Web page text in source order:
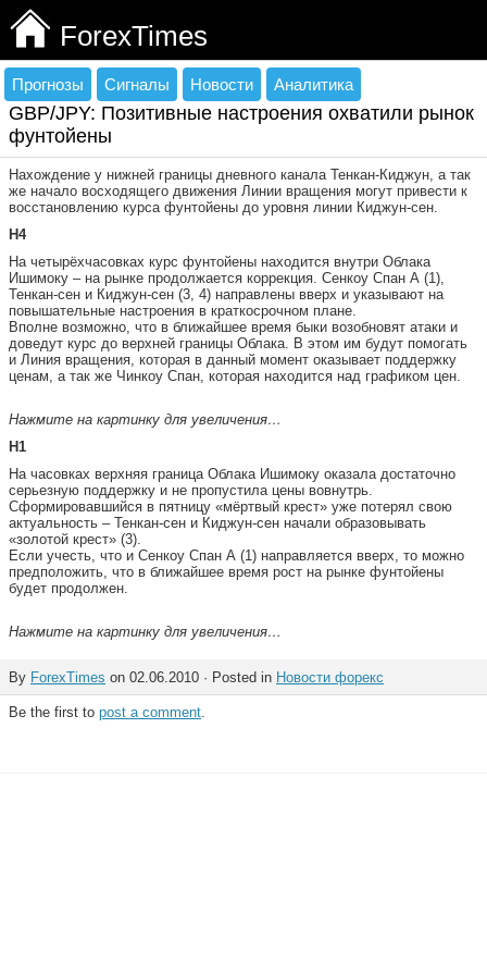
ForexTimes
Прогнозы Сигналы Новости Аналитика
GBP/JPY: Позитивные настроения охватили рынок
фунтойены
Нахождение у нижней границы дневного канала Тенкан-Киджун, а так
же начало восходящего движения Линии вращения могут привести к
восстановлению курса фунтойены до уровня линии Киджун-сен.
H4
На четырёхчасовках курс фунтойены находится внутри Облака
Ишимоку – на рынке продолжается коррекция. Сенкоу Спан А (1),
Тенкан-сен и Киджун-сен (3, 4) направлены вверх и указывают на
повышательные настроения в краткосрочном плане.
Вполне возможно, что в ближайшее время быки возобновят атаки и
доведут курс до верхней границы Облака. В этом им будут помогать
и Линия вращения, которая в данный момент оказывает поддержку
ценам, а так же Чинкоу Спан, которая находится над графиком цен.
Нажмите на картинку для увеличения…
H1
На часовках верхняя граница Облака Ишимоку оказала достаточно
серьезную поддержку и не пропустила цены вовнутрь.
Сформировавшийся в пятницу «мёртвый крест» уже потерял свою
актуальность – Тенкан-сен и Киджун-сен начали образовывать
«золотой крест» (3).
Если учесть, что и Сенкоу Спан А (1) направляется вверх, то можно
предположить, что в ближайшее время рост на рынке фунтойены
будет продолжен.
Нажмите на картинку для увеличения…
By ForexTimes on 02.06.2010 · Posted in Новости форекс
Be the first to post a comment.